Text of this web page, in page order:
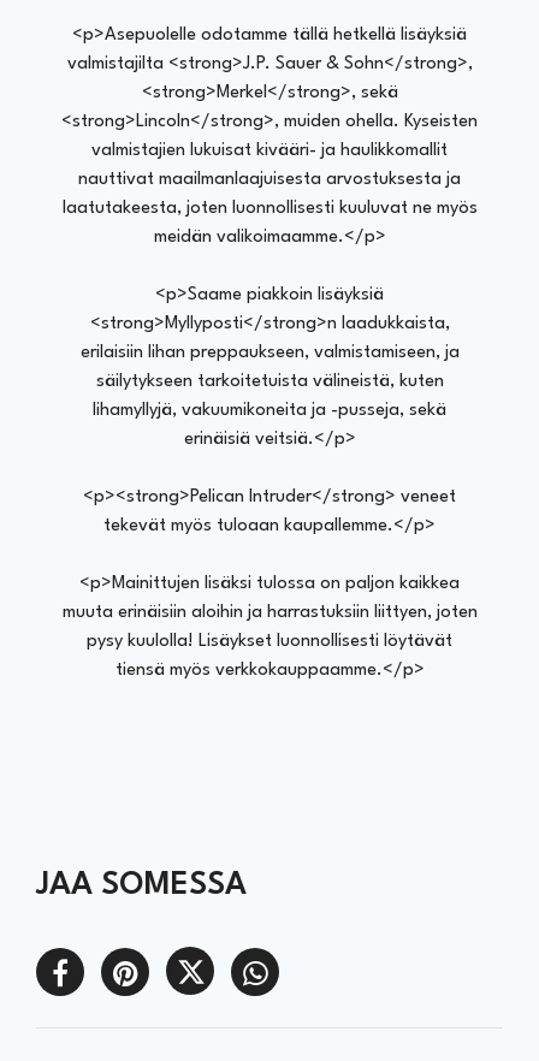
<p>Asepuolelle odotamme tällä hetkellä lisäyksiä
valmistajilta <strong>J.P. Sauer & Sohn</strong>,
<strong>Merkel</strong>, sekä
<strong>Lincoln</strong>, muiden ohella. Kyseisten
valmistajien lukuisat kivääri- ja haulikkomallit
nauttivat maailmanlaajuisesta arvostuksesta ja
laatutakeesta, joten luonnollisesti kuuluvat ne myös
meidän valikoimaamme.</p>
<p>Saame piakkoin lisäyksiä
<strong>Myllyposti</strong>n laadukkaista,
erilaisiin lihan preppaukseen, valmistamiseen, ja
säilytykseen tarkoitetuista välineistä, kuten
lihamyllyjä, vakuumikoneita ja -pusseja, sekä
erinäisiä veitsiä.</p>
<p><strong>Pelican Intruder</strong> veneet
tekevät myös tuloaan kaupallemme.</p>
<p>Mainittujen lisäksi tulossa on paljon kaikkea
muuta erinäisiin aloihin ja harrastuksiin liittyen, joten
pysy kuulolla! Lisäykset luonnollisesti löytävät
tiensä myös verkkokauppaamme.</p>
JAA SOMESSA